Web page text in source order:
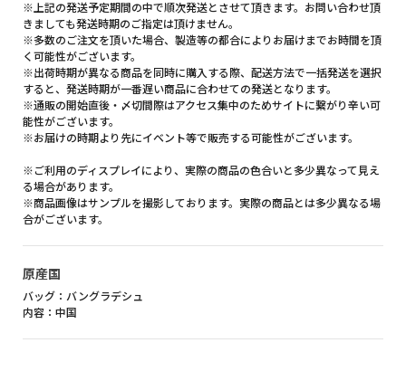
※上記の発送予定期間の中で順次発送とさせて頂きます。お問い合わせ頂
きましても発送時期のご指定は頂けません。
※多数のご注文を頂いた場合、製造等の都合によりお届けまでお時間を頂
く可能性がございます。
※出荷時期が異なる商品を同時に購入する際、配送方法で一括発送を選択
すると、発送時期が一番遅い商品に合わせての発送となります。
※通販の開始直後・〆切間際はアクセス集中のためサイトに繋がり辛い可
能性がございます。
※お届けの時期より先にイベント等で販売する可能性がございます。
※ご利用のディスプレイにより、実際の商品の色合いと多少異なって見え
る場合があります。
※商品画像はサンプルを撮影しております。実際の商品とは多少異なる場
合がございます。
原産国
バッグ：バングラデシュ
内容：中国